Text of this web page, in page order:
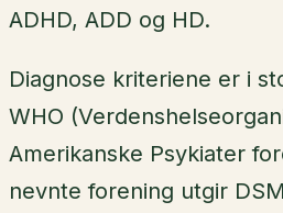
ADHD, ADD og HD.
Diagnose kriteriene er i
WHO
Amerikanske Psykiater
nevnte forening utgir